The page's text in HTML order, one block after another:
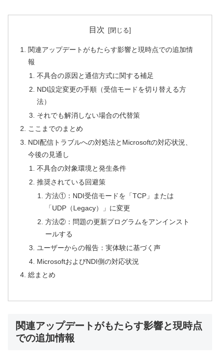
目次
関連アップデートがもたらす影響と現時点での追加情
報
不具合の原因と通信方式に関する補足
NDI設定変更の手順（受信モードを切り替える方
法）
それでも解消しない場合の代替策
ここまでのまとめ
NDI配信トラブルへの対処法とMicrosoftの対応状況、
今後の見通し
不具合の対象環境と発生条件
推奨されている回避策
方法①：NDI受信モードを「TCP」または
「UDP（Legacy）」に変更
方法②：問題の更新プログラムをアンインスト
ールする
ユーザーからの報告：実体験に基づく声
MicrosoftおよびNDI側の対応状況
総まとめ
関連アップデートがもたらす影響と現時点
での追加情報